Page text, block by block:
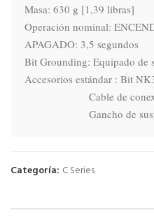
Masa: 630 g [1,39 libras]
Operación nominal:
APAGADO: 3,5 segundos
Bit Grounding: Equipado de
Accesorios estándar : Bit
Categoría: C Series